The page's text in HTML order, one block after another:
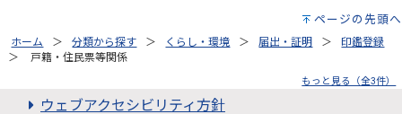
ページの先頭へ
ホーム 分類から探す くらし・環境 届出・証明
印鑑登録
戸籍・住民票等関係
もっと見る（全3件）
ウェブアクセシビリティ方針